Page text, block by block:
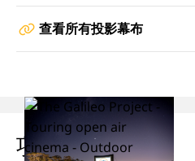
查看所有投影幕布
项目所用产品